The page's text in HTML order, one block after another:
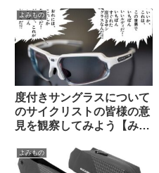
よみもの
度付きサングラスについて
のサイクリストの皆様の意
見を観察してみよう【みん
い。】
よみもの